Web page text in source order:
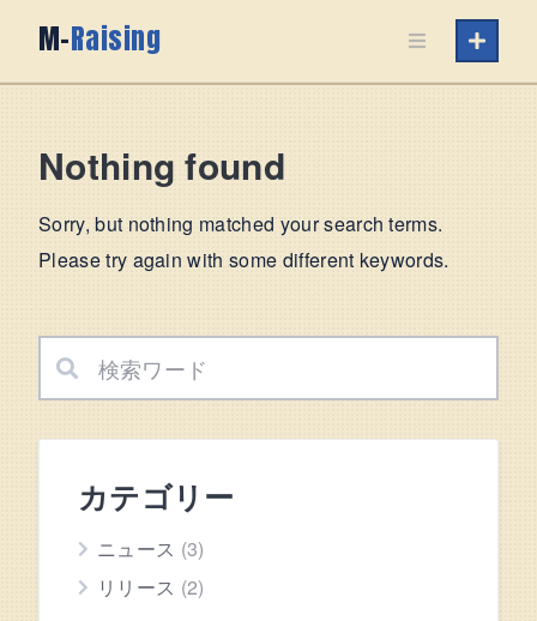
M-Raising
Nothing found
Sorry, but nothing matched your search terms.
Please try again with some different keywords.
カテゴリー
ニュース (3)
リリース (2)